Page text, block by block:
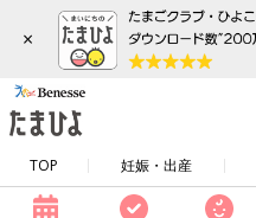
×
TOP 妊娠・出産